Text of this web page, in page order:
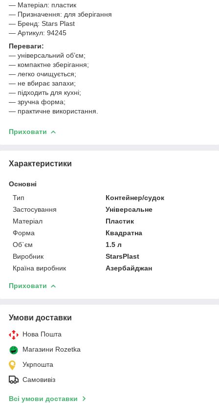
— Матеріал: пластик
— Призначення: для зберігання
— Бренд: Stars Plast
— Артикул: 94245
Переваги:
— універсальний об’єм;
— компактне зберігання;
— легко очищується;
— не вбирає запахи;
— підходить для кухні;
— зручна форма;
— практичне використання.
Приховати
Характеристики
Основні
Тип
Контейнер/судок
Застосування
Універсальне
Матеріал
Пластик
Форма
Квадратна
Об`єм
1.5 л
Виробник
StarsPlast
Країна виробник
Азербайджан
Приховати
Умови доставки
Нова Пошта
Магазини Rozetka
Укрпошта
Самовивіз
Всі умови доставки